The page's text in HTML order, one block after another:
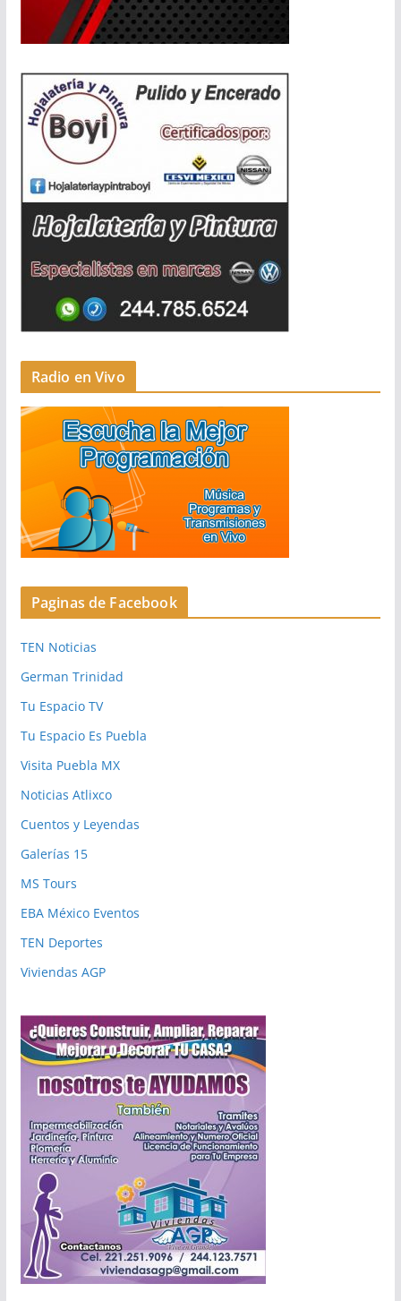
Radio en Vivo
Paginas de Facebook
TEN Noticias
German Trinidad
Tu Espacio TV
Tu Espacio Es Puebla
Visita Puebla MX
Noticias Atlixco
Cuentos y Leyendas
Galerías 15
MS Tours
EBA México Eventos
TEN Deportes
Viviendas AGP